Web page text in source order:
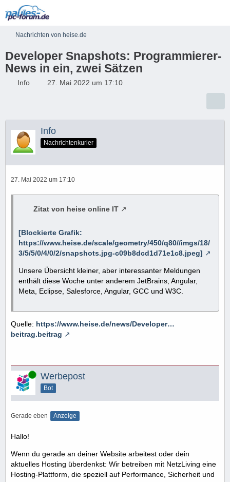
Nachrichten von heise.de
Developer Snapshots: Programmierer-
News in ein, zwei Sätzen
Info 27. Mai 2022 um 17:10
Info
Nachrichtenkurier
27. Mai 2022 um 17:10
Zitat von heise online IT
[Blockierte Grafik:
https://www.heise.de/scale/geometry/450/q80//imgs/18/
3/5/5/0/4/0/2/snapshots.jpg-c09b8dcd1d71e1c8.jpeg]
Unsere Übersicht kleiner, aber interessanter Meldungen
enthält diese Woche unter anderem JetBrains, Angular,
Meta, Eclipse, Salesforce, Angular, GCC und W3C.
Quelle: https://www.heise.de/news/Developer…
beitrag.beitrag
Online Werbepost
Bot
Gerade eben Anzeige
Hallo!
Wenn du gerade an deiner Website arbeitest oder dein
aktuelles Hosting überdenkst: Wir betreiben mit NetzLiving eine
Hosting-Plattform, die speziell auf Performance, Sicherheit und